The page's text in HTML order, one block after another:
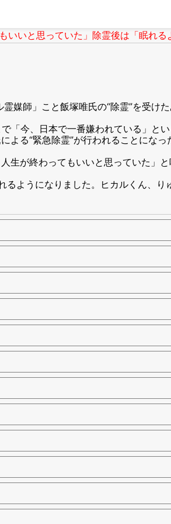
いいと思っていた」除霊後は「眠れ
師」こと飯塚唯氏の“除霊”を受けた
「今、日本で一番嫌われている」と
る“緊急除霊”が行われることになっ
が終わってもいいと思っていた」
ようになりました。ヒカルくん、